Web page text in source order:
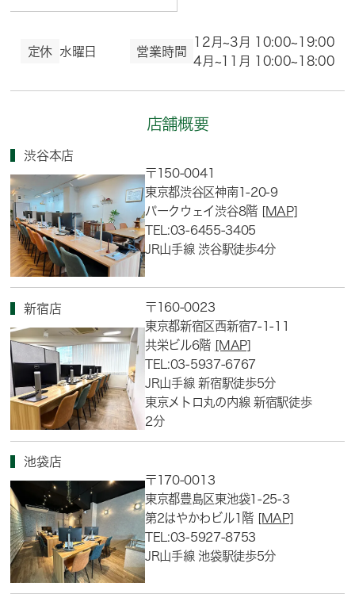
定休 水曜日 営業時間
12月~3月 10:00~19:00
4月~11月 10:00~18:00
店舗概要
渋谷本店
〒150-0041
東京都渋谷区神南1-20-9
パークウェイ渋谷8階 [MAP]
TEL:03-6455-3405
JR山手線 渋谷駅徒歩4分
新宿店
〒160-0023
東京都新宿区西新宿7-1-11
共栄ビル6階 [MAP]
TEL:03-5937-6767
JR山手線 新宿駅徒歩5分
東京メトロ丸の内線 新宿駅徒歩
2分
池袋店
〒170-0013
東京都豊島区東池袋1-25-3
第2はやかわビル1階 [MAP]
TEL:03-5927-8753
JR山手線 池袋駅徒歩5分